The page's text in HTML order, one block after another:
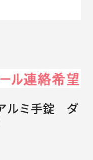
ルミ手錠 ダ